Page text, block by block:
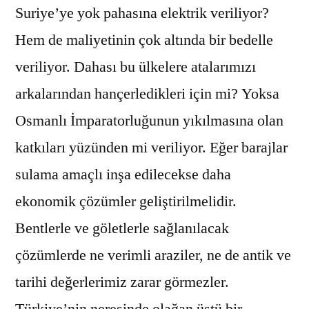
Suriye’ye yok pahasına elektrik veriliyor?
Hem de maliyetinin çok altında bir bedelle
veriliyor. Dahası bu ülkelere atalarımızı
arkalarından hançerledikleri için mi? Yoksa
Osmanlı İmparatorluğunun yıkılmasına olan
katkıları yüzünden mi veriliyor. Eğer barajlar
sulama amaçlı inşa edilecekse daha
ekonomik çözümler geliştirilmelidir.
Bentlerle ve göletlerle sağlanılacak
çözümlerde ne verimli araziler, ne de antik ve
tarihi değerlerimiz zarar görmezler.